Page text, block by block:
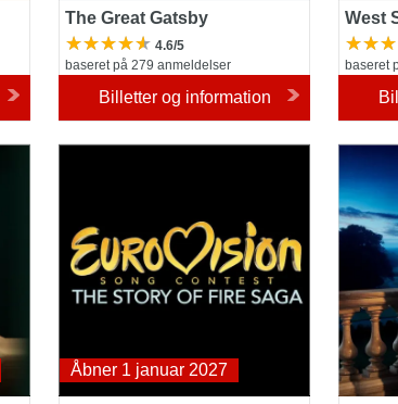
The Great Gatsby
4.6/5
baseret på 279 anmeldelser
Billetter og information
West
baseret
Åbner 1 januar 2027